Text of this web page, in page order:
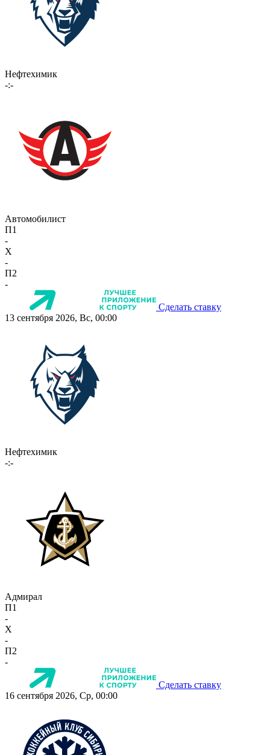
Нефтехимик
-:-
Автомобилист
П1
-
X
-
П2
-
Сделать ставку
13 сентября 2026, Вс, 00:00
Нефтехимик
-:-
Адмирал
П1
-
X
-
П2
-
Сделать ставку
16 сентября 2026, Ср, 00:00